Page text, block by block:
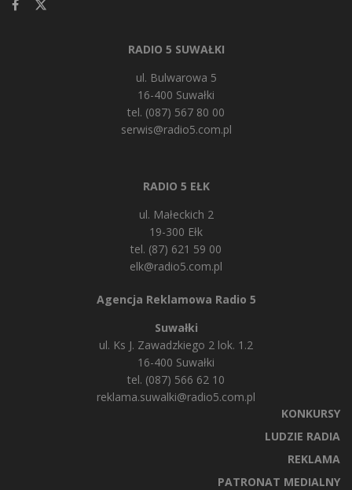
RADIO 5 SUWAŁKI
ul. Bulwarowa 5
16-400 Suwałki
tel. (087) 567 80 00
serwis@radio5.com.pl
RADIO 5 EŁK
ul. Małeckich 2
19-300 Ełk
tel. (87) 621 59 00
elk@radio5.com.pl
Agencja Reklamowa Radio 5
Suwałki
ul. Ks J. Zawadzkiego 2 lok. 1.2
16-400 Suwałki
tel. (087) 566 62 10
reklama.suwalki@radio5.com.pl
KONKURSY
LUDZIE RADIA
REKLAMA
PATRONAT MEDIALNY